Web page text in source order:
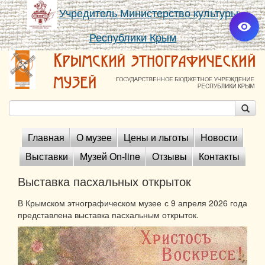
Учредитель Министерство культуры
Республики Крым
Главная О музее Цены и льготы
Новости
Выставки
Музей On-line Отзывы Контакты
Выставка пасхальных открыток
В Крымском этнографическом музее с 9 апреля 2026 года
представлена выставка пасхальным открыток.